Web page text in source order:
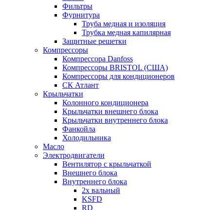
Фильтры
Фурнитура
Труба медная и изоляция
Трубка медная капилярная
Защитные решетки
Компрессоры
Компрессора Danfoss
Компрессоры BRISTOL (США)
Компрессоры для кондиционеров
СК Атлант
Крыльчатки
Колонного кондиционера
Крыльчатки внешнего блока
Крыльчатки внутреннего блока
Фанкойла
Холодильника
Масло
Электродвигатели
Вентилятор с крыльчаткой
Внешнего блока
Внутреннего блока
2х вальный
KSFD
RD